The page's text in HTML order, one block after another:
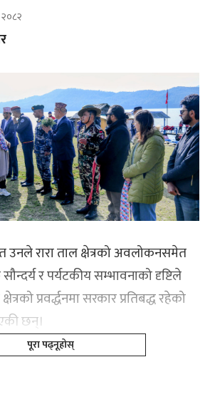
२०८२
उनले रारा ताल क्षेत्रको अवलोकनसमेत
र पर्यटकीय सम्भावनाको दृष्टिले
प्रवर्द्धनमा सरकार प्रतिबद्ध रहेको
छन्।
पूरा पढ्नूहोस्